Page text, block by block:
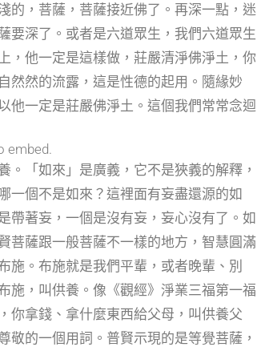
embed.
的，菩薩，菩薩接近佛了。再深一點，迷
要深了。或者是六道眾生，我們六道眾生
，他一定是這樣做，莊嚴清淨佛淨土，你
然然的流露，這是性德的起用。隨緣妙
他一定是莊嚴佛淨土。這個我們常常念迴
「如來」是廣義，它不是狹義的解釋，
一個不是如來？這裡面有妄盡還源的如
帶著妄，一個是沒有妄，妄心沒有了。如
菩薩跟一般菩薩不一樣的地方，智慧圓滿
施。布施就是我們平輩，或者晚輩、別
施，叫供養。像《觀經》淨業三福第一福
你拿錢、拿什麼東西給父母，叫供養父
的一個用詞。普賢示現的是等覺菩薩，